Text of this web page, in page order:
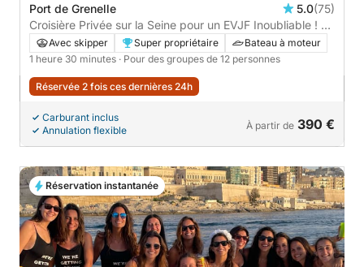
Port de Grenelle 5.0(75)
Croisière Privée sur la Seine pour un EVJF Inoubliable ! -
1h30Avec skipper Super propriétaire
Bateau à moteur
1 heure 30 minutes · Pour des groupes de 12 personnes
Réservée 2 fois ces dernières 24h
Carburant inclus
Annulation flexible
À partir de 390 €
Réservation instantanée